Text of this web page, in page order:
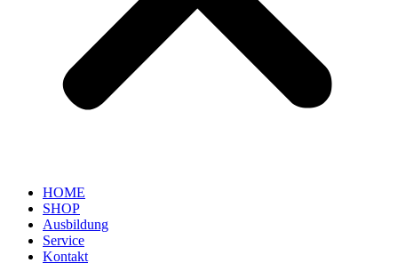
HOME
SHOP
Ausbildung
Service
Kontakt